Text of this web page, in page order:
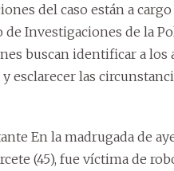
del caso están a
de Investigaciones de la
buscan identificar a los
esclarecer las
En la madrugada de
(45), fue víctima de